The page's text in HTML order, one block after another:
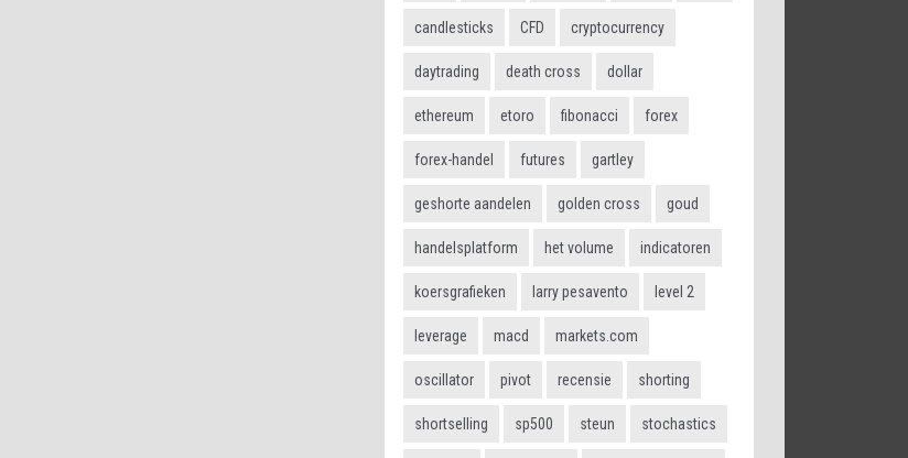
candlesticks CFD cryptocurrency
daytrading death cross dollar
ethereum etoro fibonacci forex
forex-handel futures gartley
geshorte aandelen golden cross goud
handelsplatform het volume indicatoren
koersgrafieken larry pesavento level 2
leverage macd markets.com
oscillator pivot recensie shorting
shortselling sp500 steun stochastics